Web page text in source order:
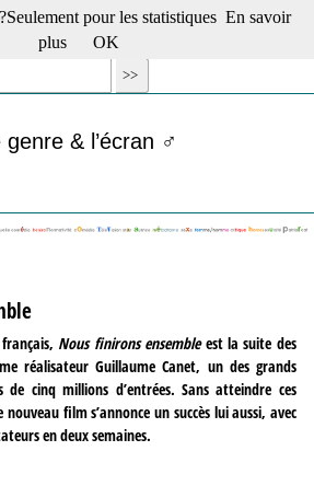
☰ Menu
!
genre & l’écran ♂
Nous finirons ensembleest la suite des
réalisateur Guillaume Canet, un des grands
de cinq millions d’entrées. Sans atteindre ces
film s’annonce un succès lui aussi, avec
en deux semaines.
pour les statistiques En savoir
plus
OK